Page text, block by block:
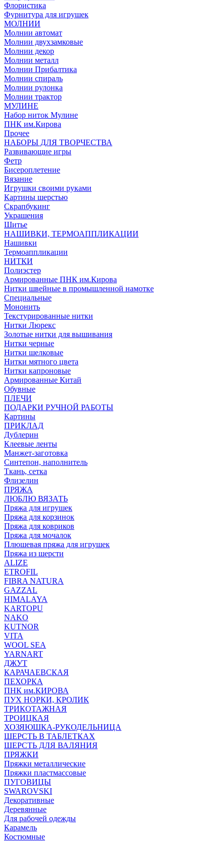
Флористика
Фурнитура для игрушек
МОЛНИИ
Молнии автомат
Молнии двухзамковые
Молнии декор
Молнии металл
Молнии Прибалтика
Молнии спираль
Молнии рулонка
Молнии трактор
МУЛИНЕ
Набор ниток Мулине
ПНК им.Кирова
Прочее
НАБОРЫ ДЛЯ ТВОРЧЕСТВА
Развивающие игры
Фетр
Бисероплетение
Вязание
Игрушки своими руками
Картины шерстью
Скрапбукинг
Украшения
Шитье
НАШИВКИ, ТЕРМОАППЛИКАЦИИ
Нашивки
Термоаппликации
НИТКИ
Полиэстер
Армированные ПНК им.Кирова
Нитки швейные в промышленной намотке
Специальные
Мононить
Текстурированные нитки
Нитки Люрекс
Золотые нитки для вышивания
Нитки черные
Нитки шелковые
Нитки мятного цвета
Нитки капроновые
Армированные Китай
Обувные
ПЛЕЧИ
ПОДАРКИ РУЧНОЙ РАБОТЫ
Картины
ПРИКЛАД
Дублерин
Клеевые ленты
Манжет-заготовка
Синтепон, наполнитель
Ткань, сетка
Флизелин
ПРЯЖА
ЛЮБЛЮ ВЯЗАТЬ
Пряжа для игрушек
Пряжа для корзинок
Пряжа для ковриков
Пряжа для мочалок
Плюшевая пряжа для игрушек
Пряжа из шерсти
ALIZE
ETROFIL
FIBRA NATURA
GAZZAL
HIMALAYA
KARTOPU
NAKO
KUTNOR
VITA
WOOL SEA
YARNART
ДЖУТ
КАРАЧАЕВСКАЯ
ПЕХОРКА
ПНК им.КИРОВА
ПУХ НОРКИ, КРОЛИК
ТРИКОТАЖНАЯ
ТРОИЦКАЯ
ХОЗЯЮШКА-РУКОДЕЛЬНИЦА
ШЕРСТЬ В ТАБЛЕТКАХ
ШЕРСТЬ ДЛЯ ВАЛЯНИЯ
ПРЯЖКИ
Пряжки металлические
Пряжки пластмассовые
ПУГОВИЦЫ
SWAROVSKI
Декоративные
Деревянные
Для рабочей одежды
Карамель
Костюмные